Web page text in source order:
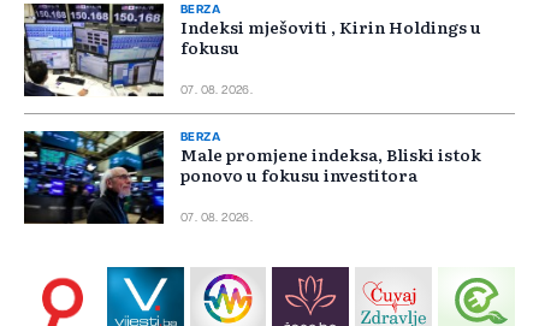
BERZA
Indeksi mješoviti , Kirin Holdings u
fokusu
07. 08. 2026.
BERZA
Male promjene indeksa, Bliski istok
ponovo u fokusu investitora
07. 08. 2026.